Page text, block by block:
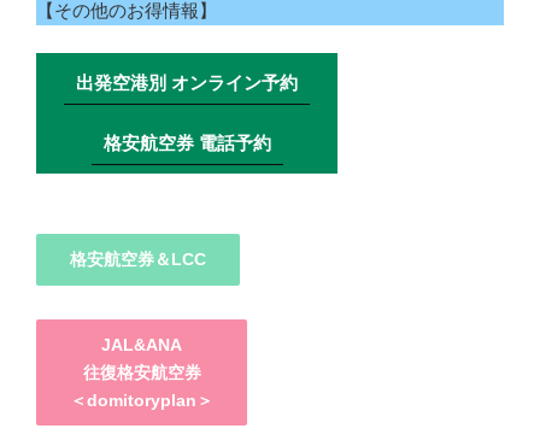
【その他のお得情報】
出発空港別 オンライン予約
格安航空券 電話予約
格安航空券＆LCC
JAL&ANA
往復格安航空券
＜domitoryplan＞